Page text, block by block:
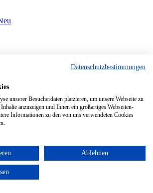
- Markt Schwaben bei München
Datenschutzbestimmungen
unserer Besucherdaten platzieren, um unsere Webseite zu
anzuzeigen und Ihnen ein großartiges Webseiten-
Informationen zu den von uns verwendeten Cookies
Ablehnen